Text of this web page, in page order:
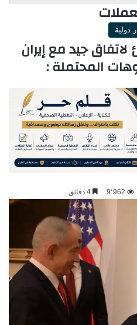
دولية
لاتفاق جيد مع إيران
المحتملة :
9٬962